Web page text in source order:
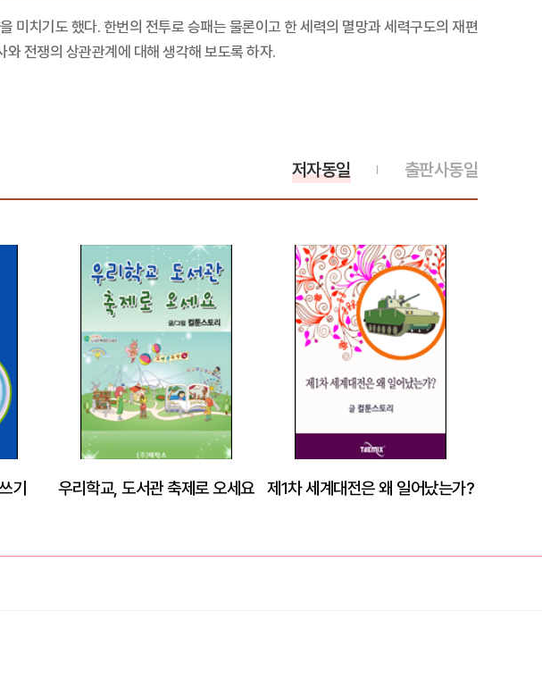
미치기도 했다. 한번의 전투로 승패는 물론이고 한 세력의 멸망과 세력구도의 재편
전쟁의 상관관계에 대해 생각해 보도록 하자.
출판사동일
저자동일
기 우리학교, 도서관 축제로 오세요 제1차 세계대전은 왜 일어났는가?